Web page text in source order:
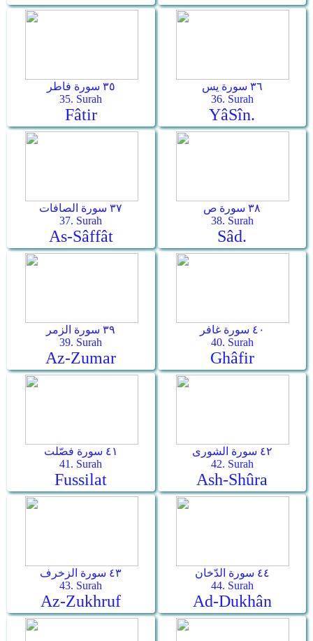
٣٥ سورة فاطر
35. Surah
Fâtir
٣٦ سورة يس
36. Surah
Yâ­Sîn.
٣٧ سورة الصافات
37. Surah
As-Sâffât
٣٨ سورة ص
38. Surah
Sâd.
٣٩ سورة الزمر
39. Surah
Az-Zumar
٤٠ سورة غافر
40. Surah
Ghâfir
٤١ سورة فصّلت
41. Surah
Fussilat
٤٢ سورة الشورى
42. Surah
Ash-Shûra
٤٣ سورة الزخرف
43. Surah
Az-Zukhruf
٤٤ سورة الدّخان
44. Surah
Ad-Dukhân